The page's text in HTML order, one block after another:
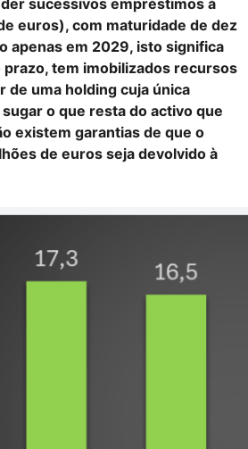
euros), com maturidade de dez
apenas em 2029, isto significa
tem imobilizados recursos
de uma holding cuja única
o que resta do activo que
existem garantias de que o
de euros seja devolvido à